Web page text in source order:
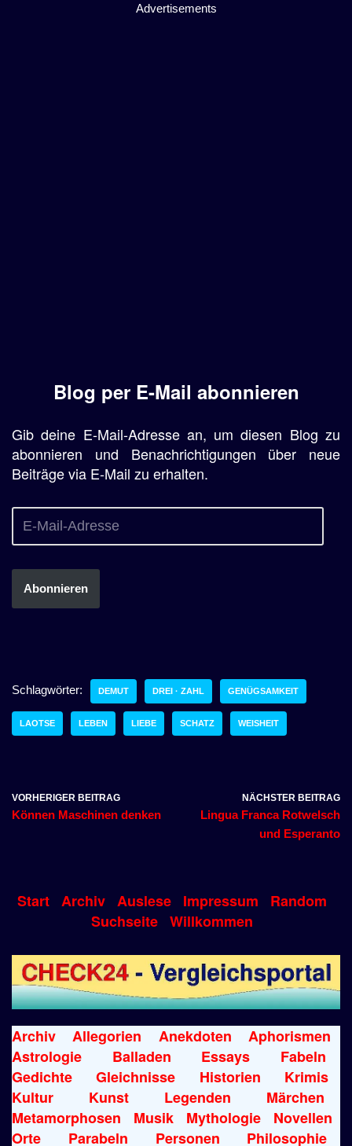
Advertisements
Blog per E-Mail abonnieren
Gib deine E-Mail-Adresse an, um diesen Blog zu
abonnieren und Benachrichtigungen über neue
Beiträge via E-Mail zu erhalten.
Abonnieren
Schlagwörter: DEMUT DREI · ZAHL GENÜGSAMKEIT
LAOTSE LEBEN LIEBE SCHATZ WEISHEIT
VORHERIGER BEITRAG
Können Maschinen denken
NÄCHSTER BEITRAG
Lingua Franca Rotwelsch
und Esperanto
Start Archiv Auslese Impressum
Random
Suchseite Willkommen
Archiv Allegorien Anekdoten
Aphorismen
Astrologie
Balladen Essays
Fabeln
Gedichte
Gleichnisse Historien
Krimis
Kultur
Kunst Legenden
Märchen
Metamorphosen
Musik Mythologie
Novellen
Orte
Parabeln Personen Philosophie